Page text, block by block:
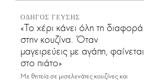
ΟΔΗΓΟΣ ΓΕΥΣΗΣ
«Το χέρι κάνει όλη τη διαφορά
στην κουζίνα. Όταν
μαγειρεύεις με αγάπη, φαίνεται
στο πιάτο»
Με θητεία σε μισελενάτες κουζίνες και